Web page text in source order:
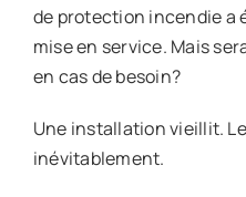
de protection incendie a
mise en service. Mais
en cas de besoin?
Une installation vieillit.
inévitablement.